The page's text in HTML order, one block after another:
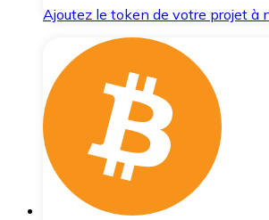
Ajoutez le token de votre projet à